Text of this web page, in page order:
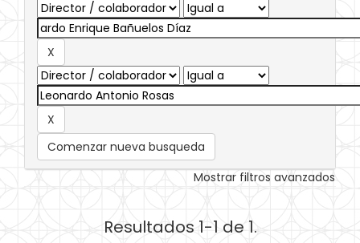
Comenzar nueva busqueda
Mostrar filtros avanzados
Resultados 1-1 de 1.